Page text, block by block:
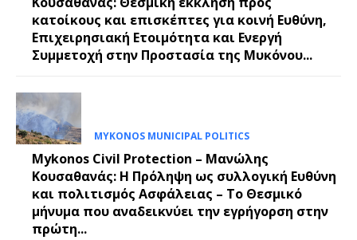
κατοίκους και επισκέπτες για κοινή Ευθύνη,
Επιχειρησιακή Ετοιμότητα και Ενεργή
Συμμετοχή στην Προστασία της Μυκόνου...
MYKONOS MUNICIPAL POLITICS
Mykonos Civil Protection – Μανώλης
Κουσαθανάς: Η Πρόληψη ως συλλογική Ευθύνη
και πολιτισμός Ασφάλειας – Το Θεσμικό
μήνυμα που αναδεικνύει την εγρήγορση στην
πρώτη...